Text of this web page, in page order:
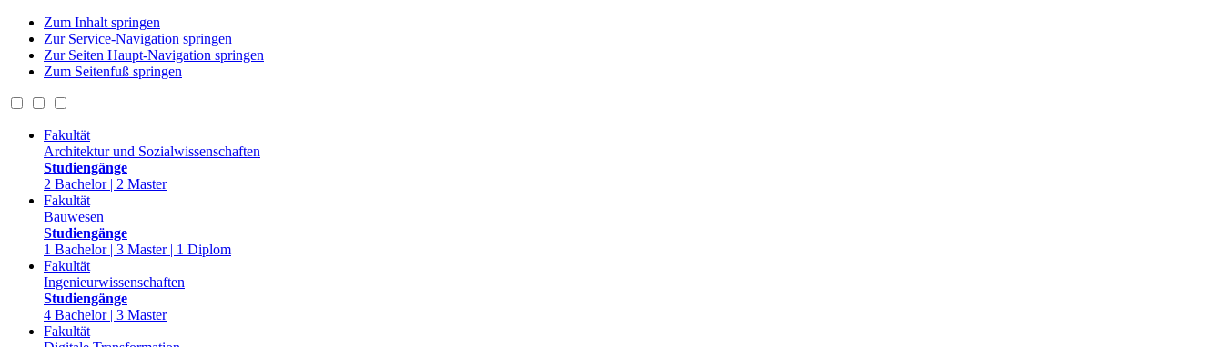
Zum Inhalt springen
Zur Service-Navigation springen
Zur Seiten Haupt-Navigation springen
Zum Seitenfuß springen
Fakultät
Architektur und Sozialwissenschaften
Studiengänge
2 Bachelor | 2 Master
Fakultät
Bauwesen
Studiengänge
1 Bachelor | 3 Master | 1 Diplom
Fakultät
Ingenieurwissenschaften
Studiengänge
4 Bachelor | 3 Master
Fakultät